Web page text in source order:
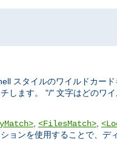
スタイルのワイルドカー
します。 "/" 文字はどのワ
<FilesMatch>
ョンを使用することで、デ